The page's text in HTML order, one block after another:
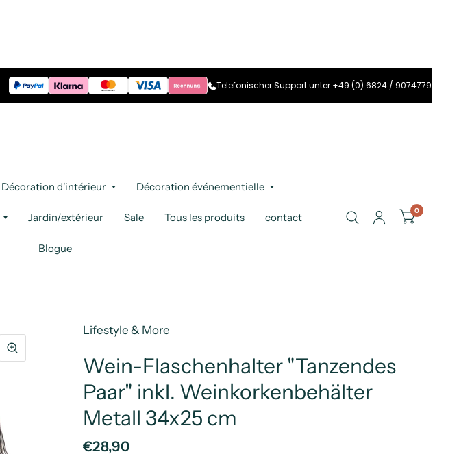
Telefonischer Support unter +49 (0) 6824 / 9074779
Décoration d'intérieur Décoration événementielle
Jardin/extérieur Sale Tous les produits contact
Blogue
0
Lifestyle & More
Wein-Flaschenhalter "Tanzendes
Paar" inkl. Weinkorkenbehälter
Metall 34x25 cm
€28,90